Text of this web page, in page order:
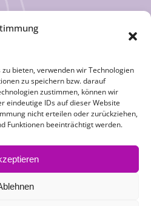
bieten, verwenden wir Technologien
zu speichern bzw. darauf
zustimmen, können wir
eindeutige IDs auf dieser Website
nicht erteilen oder zurückziehen,
Funktionen beeinträchtigt werden.
14:00 – 20:00 Uhr
09:00 – 12:00 Uhr